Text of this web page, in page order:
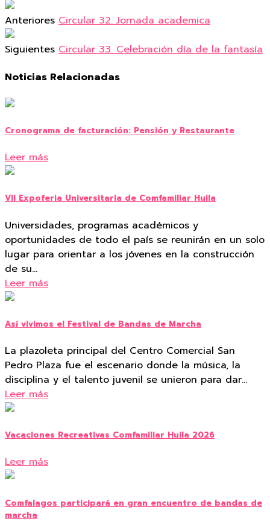
Anteriores Circular 32. Jornada academica
Siguientes Circular 33. Celebración día de la fantasía
Noticias Relacionadas
Cronograma de facturación: Pensión y Restaurante
Leer más
VII Expoferia Universitaria de Comfamiliar Huila
Universidades, programas académicos y
oportunidades de todo el país se reunirán en un solo
lugar para orientar a los jóvenes en la construcción
de su…
Leer más
Así vivimos el Festival de Bandas de Marcha
La plazoleta principal del Centro Comercial San
Pedro Plaza fue el escenario donde la música, la
disciplina y el talento juvenil se unieron para dar…
Leer más
Vacaciones Recreativas Comfamiliar Huila 2026
Leer más
Comfalagos participará en gran encuentro de bandas de
marcha